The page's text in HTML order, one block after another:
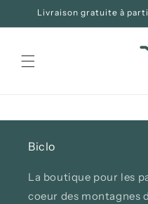
passer
au
Livraison gratuite à
Biclo
La boutique pour les
coeur des montagnes